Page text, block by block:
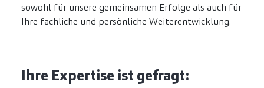
sowohl für unsere gemeinsamen Erfolge als auch für
Ihre fachliche und persönliche Weiterentwicklung.
Ihre Expertise ist gefragt: